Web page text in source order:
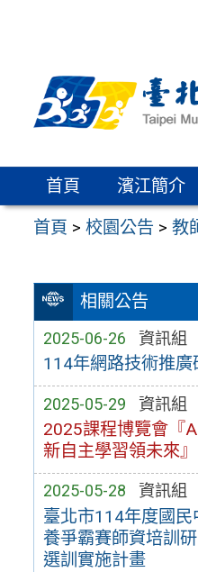
區
首頁 濱江簡介
首頁 >校園公告 >教
相關公告
2025-06-26 資訊組
114年網路技術推廣
2025-05-29 資訊組
2025課程博覽會『
新自主學習領未來』
2025-05-28 資訊組
臺北市114年度國民
養爭霸賽師資培訓
選訓實施計畫